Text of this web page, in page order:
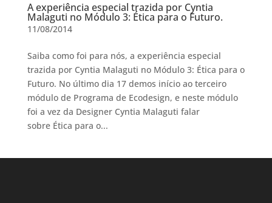
A experiência especial trazida por Cyntia
Malaguti no Módulo 3: Ética para o Futuro.
11/08/2014
Saiba como foi para nós, a experiência especial
trazida por Cyntia Malaguti no Módulo 3: Ética para o
Futuro. No último dia 17 demos início ao terceiro
módulo de Programa de Ecodesign, e neste módulo
foi a vez da Designer Cyntia Malaguti falar
sobre Ética para o...